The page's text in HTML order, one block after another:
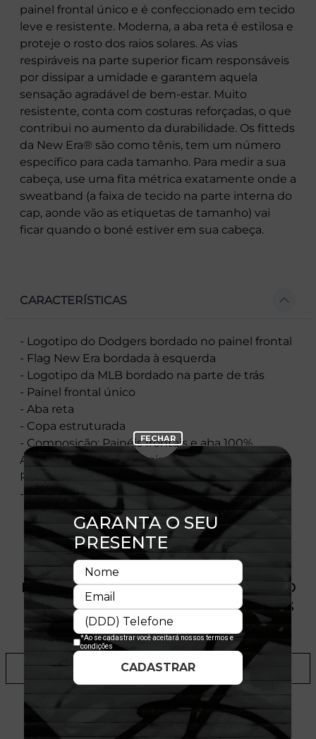
painel frontal único e é confeccionado em tecido
leve e resistente. Moderna, a aba reta é estilosa e
proteje o rosto dos raios solares. As vias
respiráveis na parte superior ficam responsáveis
por dissipar a umidade e garantem aquela
sensação agradável de bem-estar. Muito
resistente, conta com costuras reforçadas, o que
contribui no aumento da durabilidade. Os fitteds
da New Era® são como tênis, tem um número
específico para cada tamanho. Para medir a sua
cabeça, use uma fita métrica exatamente onde a
sweatband (a faixa de tecido na parte interna do
cap, aonde vão as etiquetas de tamanho) vai
ficar quando o boné estiver em sua cabeça.
CARACTERÍSTICAS
- Logotipo do Dodgers bordado no painel frontal
- Flag New Era bordada à esquerda
- Logotipo da MLB bordado na parte de trás
- Painel frontal único
- Aba reta
- Copa estruturada
- Composição: Painéis frontais e aba 100%
Algodão - Painéis centrais e traseiros 100%
Poliéster
- Licença oficial
PRODUTO SEM ESTOQUE DÍSPONÍVEL NO
SITE, CONSULTE A DISPONIBILIDADE NAS
LOJAS
ADICIONAR A LISTA DE DESEJOS